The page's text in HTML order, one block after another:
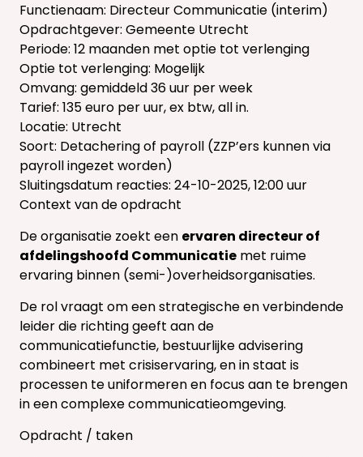
Functienaam: Directeur Communicatie (interim)
Opdrachtgever: Gemeente Utrecht
Periode: 12 maanden met optie tot verlenging
Optie tot verlenging: Mogelijk
Omvang: gemiddeld 36 uur per week
Tarief: 135 euro per uur, ex btw, all in.
Locatie: Utrecht
Soort: Detachering of payroll (ZZP’ers kunnen via
payroll ingezet worden)
Sluitingsdatum reacties: 24-10-2025, 12:00 uur
Context van de opdracht
De organisatie zoekt een ervaren directeur of
afdelingshoofd Communicatie met ruime
ervaring binnen (semi-)overheidsorganisaties.
De rol vraagt om een strategische en verbindende
leider die richting geeft aan de
communicatiefunctie, bestuurlijke advisering
combineert met crisiservaring, en in staat is
processen te uniformeren en focus aan te brengen
in een complexe communicatieomgeving.
Opdracht / taken